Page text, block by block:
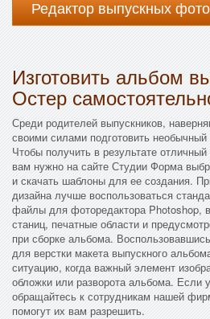
Редактор выпускных
Изготовить альбом
Остер
Среди родителей выпускников,
своими силами подготовить
Чтобы получить в результате
вам нужно на сайте Студии Форма
и скачать шаблоны для ее создания.
дизайна лучше воспользоваться
файлы для фоторедактора Photoshop,
станиц, печатные области и
при сборке альбома.
для верстки макета выпускного
ситуацию, когда важный элемент
обложки или разворота альбома. Если
обращайтесь к сотрудникам нашей
помогут их вам разрешить.